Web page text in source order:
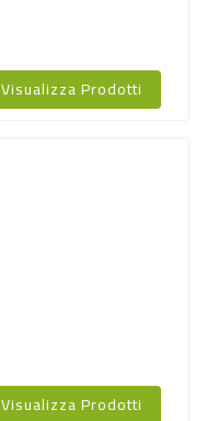
Visualizza Prodotti
Visualizza Prodotti